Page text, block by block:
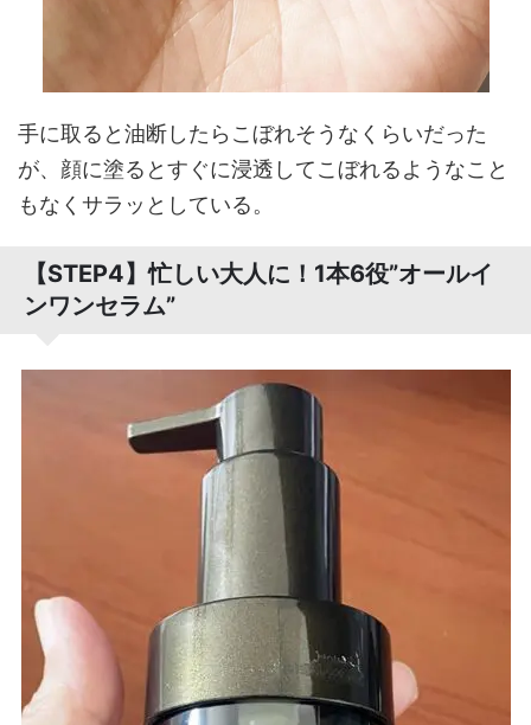
手に取ると油断したらこぼれそうなくらいだった
が、顔に塗るとすぐに浸透してこぼれるようなこと
もなくサラッとしている。
【STEP4】忙しい大人に！1本6役”オールイ
ンワンセラム”